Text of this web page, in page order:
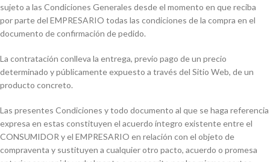
sujeto a las Condiciones Generales desde el momento en que reciba
por parte del EMPRESARIO todas las condiciones de la compra en el
documento de confirmación de pedido.
La contratación conlleva la entrega, previo pago de un precio
determinado y públicamente expuesto a través del Sitio Web, de un
producto concreto.
Las presentes Condiciones y todo documento al que se haga referencia
expresa en estas constituyen el acuerdo íntegro existente entre el
CONSUMIDOR y el EMPRESARIO en relación con el objeto de
compraventa y sustituyen a cualquier otro pacto, acuerdo o promesa